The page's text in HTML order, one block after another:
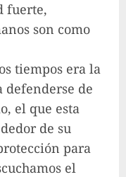
fuerte,
son como
tiempos era la
defenderse de
el que esta
de su
para
el